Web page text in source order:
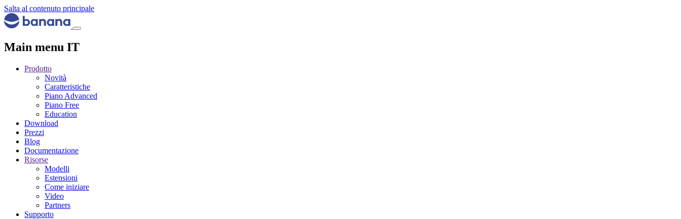
Salta al contenuto principale
Main menu IT
Prodotto
Novità
Caratteristiche
Piano Advanced
Piano Free
Education
Download
Prezzi
Blog
Documentazione
Risorse
Modelli
Estensioni
Come iniziare
Video
Partners
Supporto